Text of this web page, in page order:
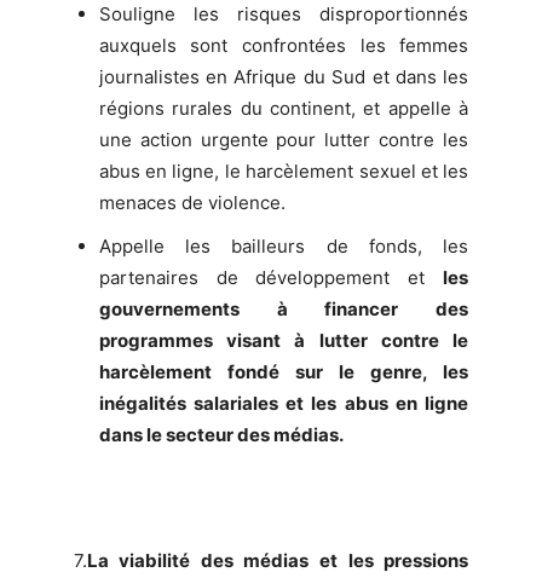
Souligne les risques disproportionnés
auxquels sont confrontées les femmes
journalistes en Afrique du Sud et dans les
régions rurales du continent, et appelle à
une action urgente pour lutter contre les
abus en ligne, le harcèlement sexuel et les
menaces de violence.
Appelle les bailleurs de fonds, les
partenaires de développement etles
gouvernements à financer des
programmes visant à lutter contre le
harcèlement fondé sur le genre, les
inégalités salariales et les abus en ligne
dans le secteur des médias.
7.La viabilité des médias et les pressions